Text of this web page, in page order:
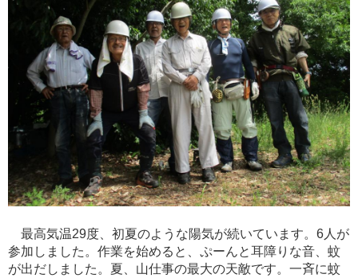
最高気温29度、初夏のような陽気が続いています。6人が
参加しました。作業を始めると、ぷーんと耳障りな音、蚊
が出だしました。夏、山仕事の最大の天敵です。一斉に蚊